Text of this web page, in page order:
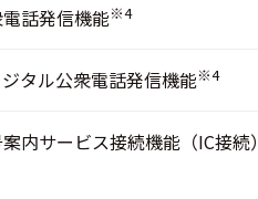
話発信機能※4
タル公衆電話発信機能※4
内サービス接続機能（IC接続）